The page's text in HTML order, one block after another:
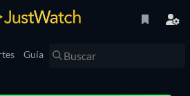
Guía